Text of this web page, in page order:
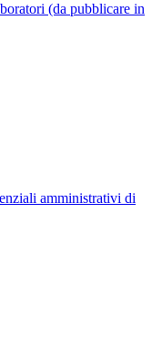
(da pubblicare in
amministrativi di